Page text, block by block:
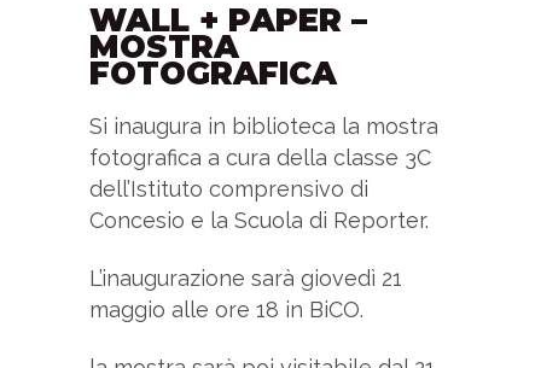
WALL + PAPER –
MOSTRA
FOTOGRAFICA
Si inaugura in biblioteca la mostra
fotografica a cura della classe 3C
dell’Istituto comprensivo di
Concesio e la Scuola di Reporter.
L’inaugurazione sarà giovedì 21
maggio alle ore 18 in BiCO.